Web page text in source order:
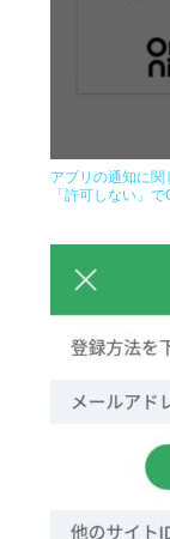
アプリの通知に
「許可しない」で